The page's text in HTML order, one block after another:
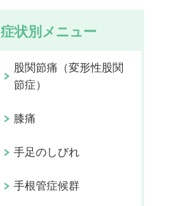
症状別メニュー
股関節痛（変形性股関
節症）
膝痛
手足のしびれ
手根管症候群